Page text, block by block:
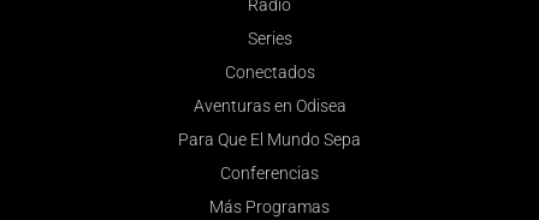
Radio
Series
Conectados
Aventuras en Odisea
Para Que El Mundo Sepa
Conferencias
Más Programas